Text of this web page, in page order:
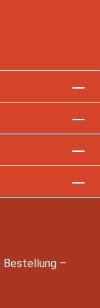
Bestellung –